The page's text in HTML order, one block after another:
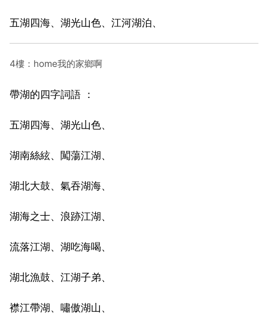
五湖四海、湖光山色、江河湖泊、
4樓：home我的家鄉啊
帶湖的四字詞語 ：
五湖四海、湖光山色、
湖南絲絃、闖蕩江湖、
湖北大鼓、氣吞湖海、
湖海之士、浪跡江湖、
流落江湖、湖吃海喝、
湖北漁鼓、江湖子弟、
襟江帶湖、嘯傲湖山、